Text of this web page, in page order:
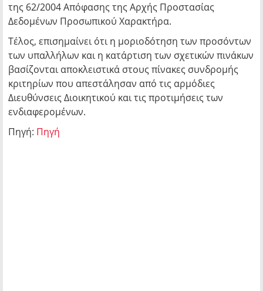
της 62/2004 Απόφασης της Αρχής Προστασίας
Δεδομένων Προσωπικού Χαρακτήρα.
Τέλος, επισημαίνει ότι η μοριοδότηση των προσόντων
των υπαλλήλων και η κατάρτιση των σχετικών πινάκων
βασίζονται αποκλειστικά στους πίνακες συνδρομής
κριτηρίων που απεστάλησαν από τις αρμόδιες
Διευθύνσεις Διοικητικού και τις προτιμήσεις των
ενδιαφερομένων.
Πηγή: Πηγή